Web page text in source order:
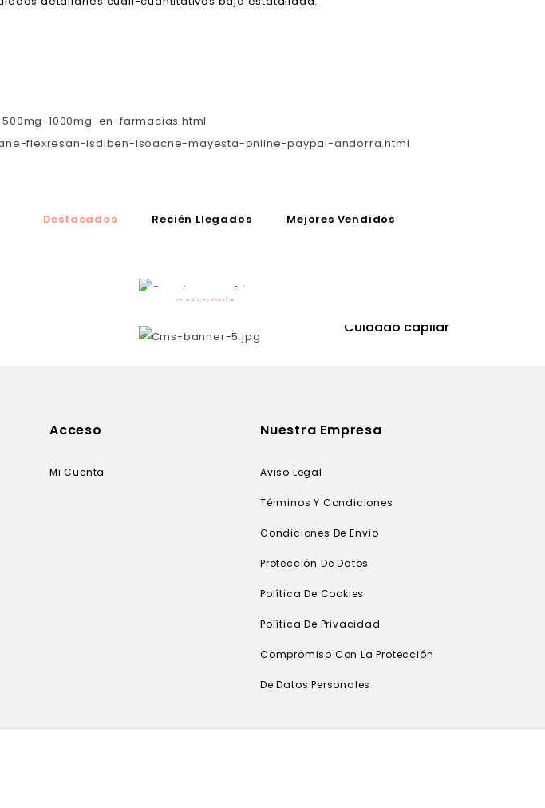
1000mg-en-farmacias.html
flexresan-isdiben-isoacne-mayesta-online-paypal-andorra.html
Destacados Recién Llegados Mejores Vendidos
CATEGORÍA
Cuidado capilar
Acceso
Mi Cuenta
Nuestra Empresa
Aviso Legal
Términos Y Condiciones
Condiciones De Envío
Protección De Datos
Política De Cookies
Política De Privacidad
Compromiso Con La Protección
De Datos Personales